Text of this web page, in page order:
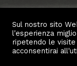
CONTATTI
Copyright (c)
Sul nostro sito
l'esperienza
ripetendo le visite
acconsentirai